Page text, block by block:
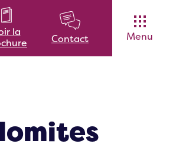
la
Contact Menu